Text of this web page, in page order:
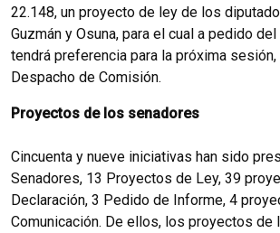
22.148, un proyecto de ley de los
Guzmán y Osuna, para el cual a pedido
tendrá preferencia para la próxima
Despacho de Comisión.
Proyectos de los senadores
Cincuenta y nueve iniciativas han sido
Senadores, 13 Proyectos de Ley, 39
Declaración, 3 Pedido de Informe, 4
Comunicación. De ellos, los proyectos de